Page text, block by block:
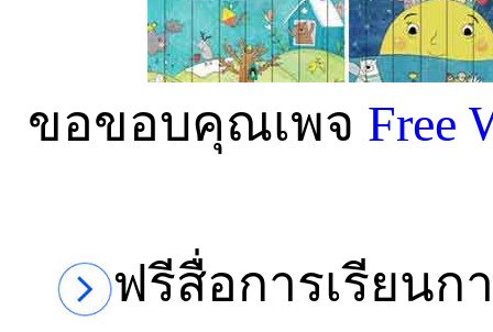
ขอขอบคุณเพจ Free
ฟรีสื่อการเรียนก